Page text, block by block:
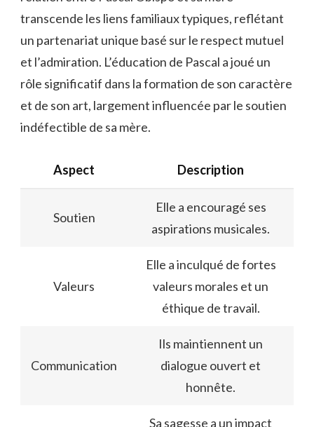
transcende les liens familiaux typiques, reflétant
un partenariat unique basé sur le respect mutuel
et l’admiration. L’éducation de Pascal a joué un
rôle significatif dans la formation de son caractère
et de son art, largement influencée par le soutien
indéfectible de sa mère.
Aspect Description
Soutien
Elle a encouragé ses
aspirations musicales.
Valeurs
Elle a inculqué de fortes
valeurs morales et un
éthique de travail.
Communication
Ils maintiennent un
dialogue ouvert et
honnête.
Sa sagesse a un impact